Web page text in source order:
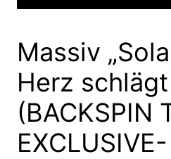
Massiv
Herz
(BACKSPIN